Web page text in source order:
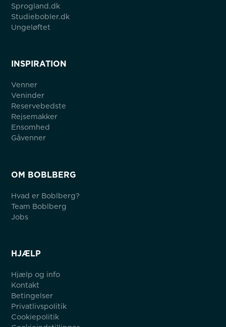
Sprogland.dk
Studiebobler.dk
Ungeløftet
INSPIRATION
Venner
Veninder
Reservebedste
Rejsemakker
Ensomhed
Gåvenner
OM BOBLBERG
Hvad er Boblberg?
Team Boblberg
Jobs
HJÆLP
Hjælp og info
Kontakt
Betingelser
Privatlivspolitik
Cookiepolitik